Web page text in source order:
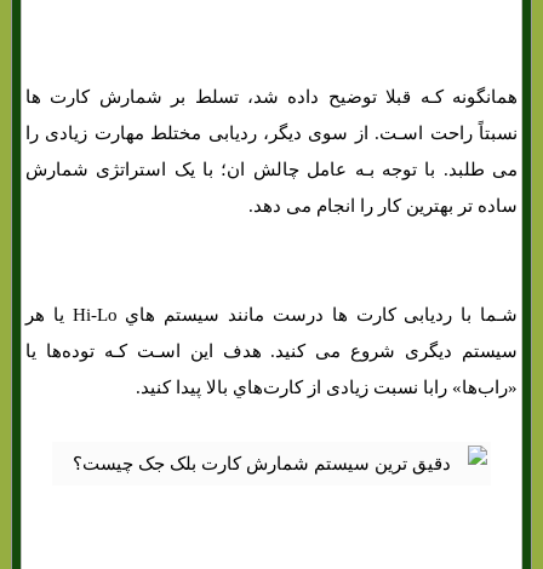
همانگونه کـه قبلا توضیح داده شد، تسلط بر شمارش کارت ها
نسبتاً راحت اسـت. از سوی دیگر، ردیابی مختلط مهارت زیادی را
می طلبد. با توجه بـه عامل چالش ان؛ با یک استراتژی شمارش
ساده تر بهترین کار را انجام می دهد.
شـما با ردیابی کارت ها درست مانند سیستم هاي‌ Hi-Lo یا هر
سیستم دیگری شروع می کنید. هدف این اسـت کـه توده‌ها یا
«راب‌ها» رابا نسبت زیادی از کارت‌هاي‌ بالا پیدا کنید.